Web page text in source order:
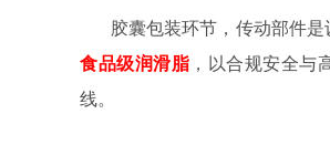
胶囊包装环节，传动部件
食品级润滑脂 ，以合规安全
线。